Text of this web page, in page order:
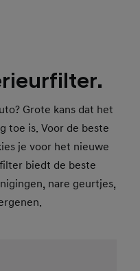
Grote kans dat het
toe is. Voor de beste
je voor het nieuwe
biedt de beste
nare geurtjes,